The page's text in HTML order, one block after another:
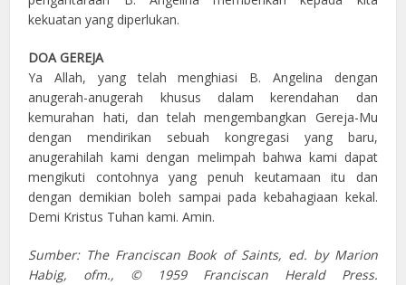
kekuatan yang diperlukan.
DOA GEREJA
Ya Allah, yang telah menghiasi B. Angelina dengan
anugerah-anugerah khusus dalam kerendahan dan
kemurahan hati, dan telah mengembangkan Gereja-Mu
dengan mendirikan sebuah kongregasi yang baru,
anugerahilah kami dengan melimpah bahwa kami dapat
mengikuti contohnya yang penuh keutamaan itu dan
dengan demikian boleh sampai pada kebahagiaan kekal.
Demi Kristus Tuhan kami. Amin.
Sumber: The Franciscan Book of Saints, ed. by Marion
Habig, ofm., © 1959 Franciscan Herald Press.